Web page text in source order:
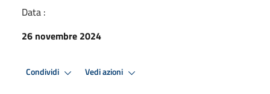
Data :
26 novembre 2024
Condividi Vedi azioni